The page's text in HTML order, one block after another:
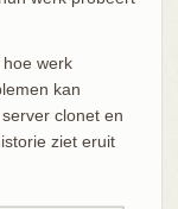
werk
kan
clonet en
ziet eruit